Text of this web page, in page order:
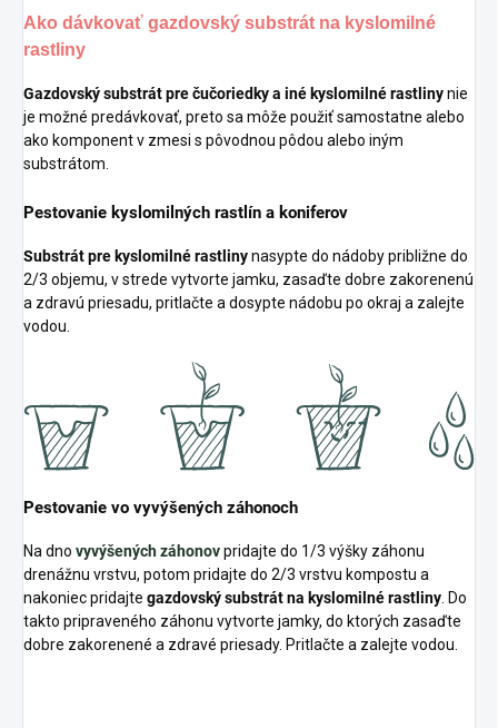
Ako dávkovať gazdovský substrát na kyslomilné
rastliny
Gazdovský substrát pre čučoriedky a iné kyslomilné rastlinynie
je možné predávkovať, preto sa môže použiť samostatne alebo
ako komponent v zmesi s pôvodnou pôdou alebo iným
substrátom.
Pestovanie kyslomilných rastlín a koniferov
Substrát pre kyslomilné rastlinynasypte do nádoby približne do
2/3 objemu, v strede vytvorte jamku, zasaďte dobre zakorenenú
a zdravú priesadu, pritlačte a dosypte nádobu po okraj a zalejte
vodou.
Pestovanie vo vyvýšených záhonoch
Na dno vyvýšených záhonovpridajte do 1/3 výšky záhonu
drenážnu vrstvu, potom pridajte do 2/3 vrstvu kompostu a
nakoniec pridajte gazdovský substrát na kyslomilné rastliny. Do
takto pripraveného záhonu vytvorte jamky, do ktorých zasaďte
dobre zakorenené a zdravé priesady. Pritlačte a zalejte vodou.